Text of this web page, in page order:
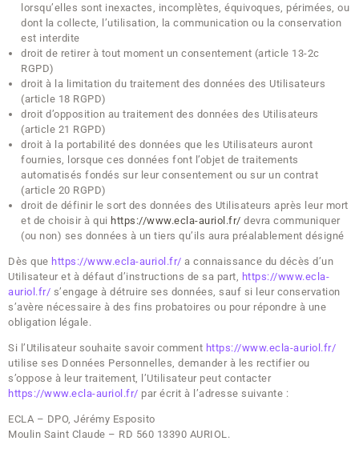
lorsqu’elles sont inexactes, incomplètes, équivoques, périmées, ou
dont la collecte, l’utilisation, la communication ou la conservation
est interdite
droit de retirer à tout moment un consentement (article 13-2c
RGPD)
droit à la limitation du traitement des données des Utilisateurs
(article 18 RGPD)
droit d’opposition au traitement des données des Utilisateurs
(article 21 RGPD)
droit à la portabilité des données que les Utilisateurs auront
fournies, lorsque ces données font l’objet de traitements
automatisés fondés sur leur consentement ou sur un contrat
(article 20 RGPD)
droit de définir le sort des données des Utilisateurs après leur mort
et de choisir à qui https://www.ecla-auriol.fr/ devra communiquer
(ou non) ses données à un tiers qu’ils aura préalablement désigné
Dès que https://www.ecla-auriol.fr/ a connaissance du décès d’un
Utilisateur et à défaut d’instructions de sa part, https://www.ecla-
auriol.fr/ s’engage à détruire ses données, sauf si leur conservation
s’avère nécessaire à des fins probatoires ou pour répondre à une
obligation légale.
Si l’Utilisateur souhaite savoir comment https://www.ecla-auriol.fr/
utilise ses Données Personnelles, demander à les rectifier ou
s’oppose à leur traitement, l’Utilisateur peut contacter
https://www.ecla-auriol.fr/ par écrit à l’adresse suivante :
ECLA – DPO, Jérémy Esposito
Moulin Saint Claude – RD 560 13390 AURIOL.